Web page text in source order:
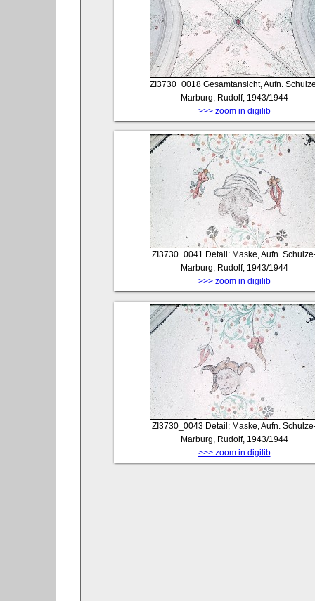
ZI3730_0018 Gesamtansicht, Aufn.
Marburg, Rudolf, 1943/1944
>>> zoom in digilib
ZI3730_0041 Detail: Maske, Aufn.
Marburg, Rudolf, 1943/1944
>>> zoom in digilib
ZI3730_0043 Detail: Maske, Aufn.
Marburg, Rudolf, 1943/1944
>>> zoom in digilib